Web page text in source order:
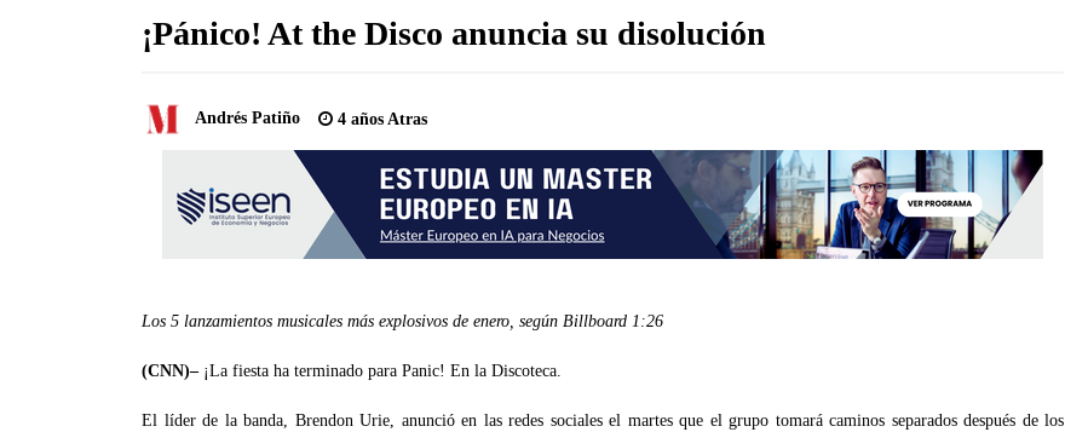
¡Pánico! At the Disco anuncia su disolución
Andrés Patiño 4 años Atras
Los 5 lanzamientos musicales más explosivos de enero, según Billboard 1:26
(CNN)– ¡La fiesta ha terminado para Panic! En la Discoteca.
El líder de la banda, Brendon Urie, anunció en las redes sociales el martes que el grupo tomará caminos separados después de los